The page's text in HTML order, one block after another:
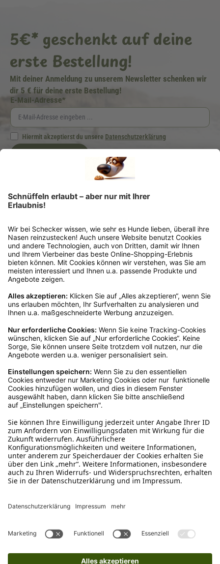
5€* geschenkt auf deine
erste Bestellung!
Mit deiner Anmeldung zu unserem Newsletter schenken wir
dir 5 € für deine erste Bestellung!
E-Mail-Adresse*
Hiermit akzeptierst du unsere Datenschutzerklärung
Ich möchte regelmäßig von der Schecker GmbH über Hundefutter und -zubehör per
E-Mail informiert werden. Diese Einwilligung kann ich jederzeit unter "Abmelden"
*Dein Gutscheincode ist einmalig einlösbar, ab 25 € Bestellwert, nicht kombinierbar
und nicht auszahlbar. Gültig 6 Monate ab Erhalt, nicht für frühere Bestellungen.
Klicks werten wir anonym aus – ohne Rückschluss auf Dich. Deine Daten bleiben
Sperrung oder Löschung verlangen. Nach einem Kauf senden wir Dir ggf. ähnliche
Angebote per Mail (§7 Abs. 3 UWG). Dem kannst Du jederzeit widersprechen, z. B.
an datenschutz@schecker.de. Mehr Infos in unserer Datenschutzerklärung.
Kundenservice
Mo – Fr 9 – 17 Uhr, Sa 9 – 13 Uhr
Ruf uns an
04942-60 64 080
Schreibe uns
verkauf@schecker.de
WhatsApp Support
+49 1520 8997191
Tritt unserem Newsletter bei
Barrierefreiheitserklärung Impressum AGB